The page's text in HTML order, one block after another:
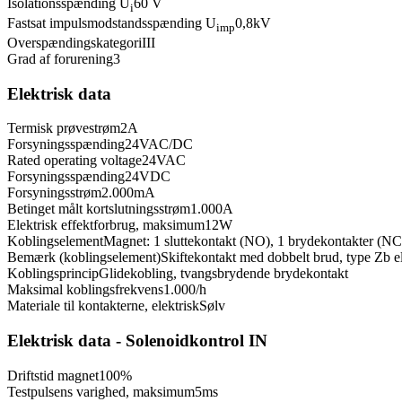
i
Fastsat impulsmodstandsspænding Uimp0,8kV
OverspændingskategoriIII
Grad af forurening3
Elektrisk data
Termisk prøvestrøm2A
Forsyningsspænding24VAC/DC
Rated operating voltage24VAC
Forsyningsspænding24VDC
Forsyningsstrøm2.000mA
Betinget målt kortslutningsstrøm1.000A
Elektrisk effektforbrug, maksimum12W
KoblingselementMagnet: 1 sluttekontakt (NO), 1 brydekontakter
Bemærk (koblingselement)Skiftekontakt med dobbelt brud, type Zb
KoblingsprincipGlidekobling, tvangsbrydende brydekontakt
Maksimal koblingsfrekvens1.000/h
Materiale til kontakterne, elektriskSølv
Elektrisk data - Solenoidkontrol IN
Driftstid magnet100%
Testpulsens varighed, maksimum5ms